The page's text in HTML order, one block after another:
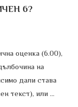
6?
оценка (6.00),
на
дали става
текст), или …